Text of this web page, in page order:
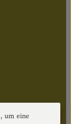
um eine